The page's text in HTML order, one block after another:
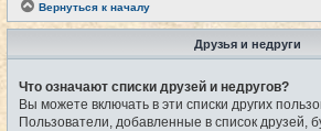
Вернуться к началу
Друзья и недруги
Что означают списки друзей и недругов?
Вы можете включать в эти списки других
Пользователи, добавленные в список друзей,